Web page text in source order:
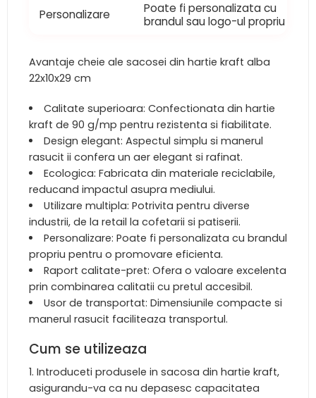
Personalizare
Poate fi personalizata cu
brandul sau logo-ul propriu
Avantaje cheie ale sacosei din hartie kraft alba
22x10x29 cm
Calitate superioara: Confectionata din hartie
kraft de 90 g/mp pentru rezistenta si fiabilitate.
Design elegant: Aspectul simplu si manerul
rasucit ii confera un aer elegant si rafinat.
Ecologica: Fabricata din materiale reciclabile,
reducand impactul asupra mediului.
Utilizare multipla: Potrivita pentru diverse
industrii, de la retail la cofetarii si patiserii.
Personalizare: Poate fi personalizata cu brandul
propriu pentru o promovare eficienta.
Raport calitate-pret: Ofera o valoare excelenta
prin combinarea calitatii cu pretul accesibil.
Usor de transportat: Dimensiunile compacte si
manerul rasucit faciliteaza transportul.
Cum se utilizeaza
Introduceti produsele in sacosa din hartie kraft,
asigurandu-va ca nu depasesc capacitatea